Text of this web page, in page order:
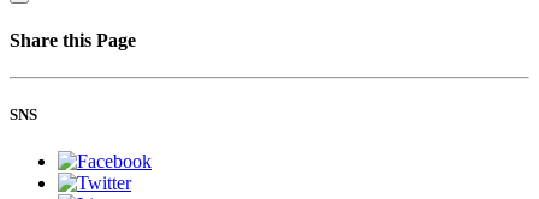
Share this Page
SNS